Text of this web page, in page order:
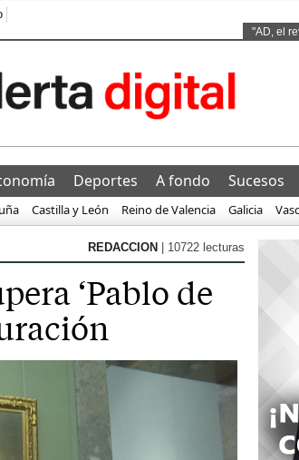
"AD, el
Deportes A fondo Sucesos
Castilla y León Reino de Valencia Galicia
REDACCION | 10722 lecturas
‘Pablo de